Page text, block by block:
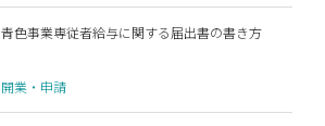
青色事業専従者給与に関する届出書の書き方
開業・申請